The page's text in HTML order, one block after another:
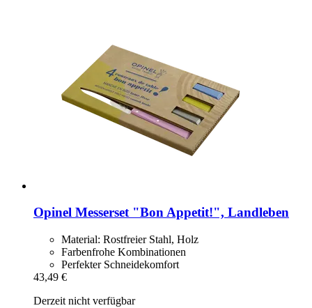
Opinel Messerset "Bon Appetit!", Landleben
Material: Rostfreier Stahl, Holz
Farbenfrohe Kombinationen
Perfekter Schneidekomfort
43,49 €
Derzeit nicht verfügbar